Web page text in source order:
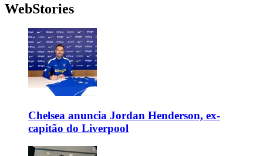
WebStories
Chelsea anuncia Jordan Henderson, ex-
capitão do Liverpool